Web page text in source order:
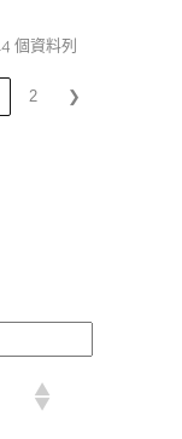
個資料列
2 ❯